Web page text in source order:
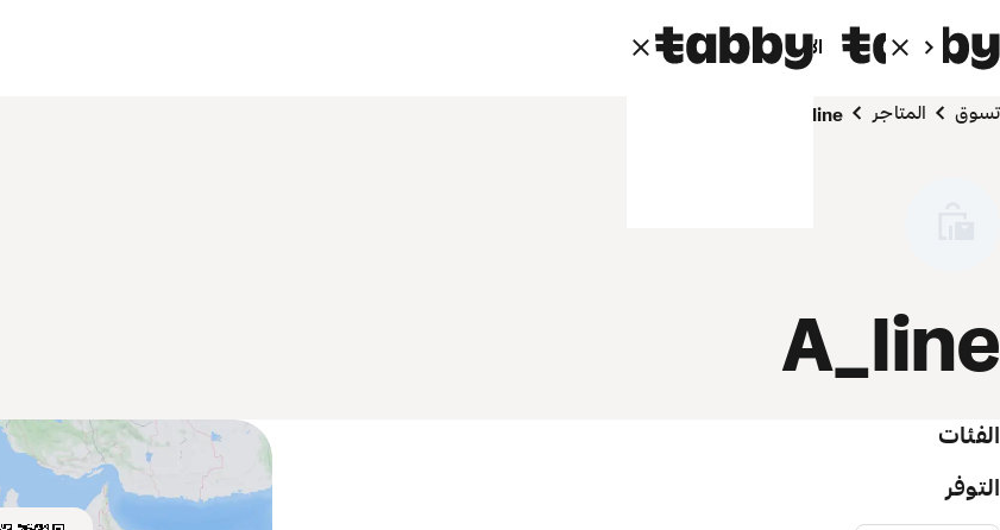
الأفراد الشركاء
تسوق المتاجر A_line
A_line
الفئات
التوفر